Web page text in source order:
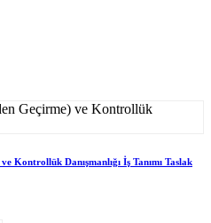
Kontrollük Danışmanlığı İş Tanımı Taslak